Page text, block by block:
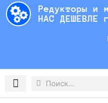
Перейти
содержимому
Редукторы и
НАС ДЕШЕВЛЕ
Search
Search